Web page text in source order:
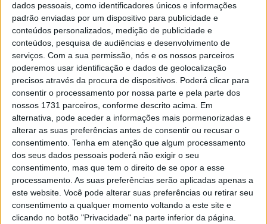
dados pessoais, como identificadores únicos e informações
padrão enviadas por um dispositivo para publicidade e
conteúdos personalizados, medição de publicidade e
conteúdos, pesquisa de audiências e desenvolvimento de
serviços. Com a sua permissão, nós e os nossos parceiros
poderemos usar identificação e dados de geolocalização
precisos através da procura de dispositivos. Poderá clicar para
consentir o processamento por nossa parte e pela parte dos
nossos 1731 parceiros, conforme descrito acima. Em
alternativa, pode aceder a informações mais pormenorizadas e
alterar as suas preferências antes de consentir ou recusar o
consentimento. Tenha em atenção que algum processamento
dos seus dados pessoais poderá não exigir o seu
consentimento, mas que tem o direito de se opor a esse
processamento. As suas preferências serão aplicadas apenas a
este website. Você pode alterar suas preferências ou retirar seu
consentimento a qualquer momento voltando a este site e
clicando no botão "Privacidade" na parte inferior da página.
a Avintia Racing prepara-se agora para estrear um novo
piloto em MotoGP, aquando da realização no próximo fim
de semana do Grande Prémio de Aragão.
Falamos de Jordi Torres, piloto que nos últimos quatro
anos tem competido no Mundial de Superbikes, categoria
onde já venceu uma corrida, isto depois de anteriormente
já ter passado pelo Mundial de Moto2. O piloto espanhol
tem assim a oportunidade de uma vida ao substituir o
lesionado e compatriota Tito Rabat, que continua a
recuperar das fraturas sofridas na perna direita durante
o GP da Grã-Bretanha.
“É sempre um desafio estar aos comandos de um
protótipo de MotoGP pela primeira vez. Será uma